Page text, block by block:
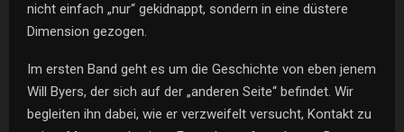
nicht einfach „nur“ gekidnappt, sondern in eine düstere
Dimension gezogen.
Im ersten Band geht es um die Geschichte von eben jenem
Will Byers, der sich auf der „anderen Seite“ befindet. Wir
begleiten ihn dabei, wie er verzweifelt versucht, Kontakt zu